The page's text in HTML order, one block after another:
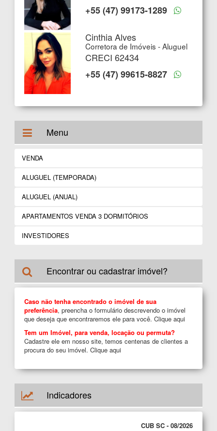
+55 (47) 99173-1289
Cinthia Alves
Corretora de Imóveis - Aluguel
CRECI 62434
+55 (47) 99615-8827
Menu
VENDA
ALUGUEL (TEMPORADA)
ALUGUEL (ANUAL)
APARTAMENTOS VENDA 3 DORMITÓRIOS
INVESTIDORES
Encontrar ou cadastrar imóvel?
Caso não tenha encontrado o imóvel de sua
preferência, preencha o formulário descrevendo o imóvel
que deseja que encontraremos ele para você. Clique aqui
Tem um Imóvel, para venda, locação ou permuta?
Cadastre ele em nosso site, temos centenas de clientes a
procura do seu imóvel. Clique aqui
Indicadores
CUB SC - 08/2026